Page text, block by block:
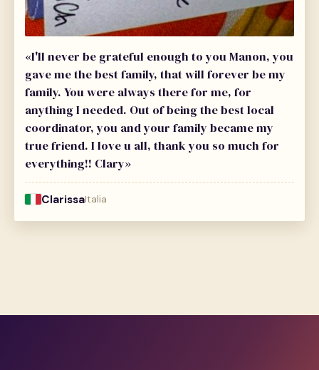
«I'll never be grateful enough to you Manon, you
gave me the best family, that will forever be my
family. You were always there for me, for
anything I needed. Out of being the best local
coordinator, you and your family became my
true friend. I love u all, thank you so much for
everything!! Clary»
ClarissaItalia